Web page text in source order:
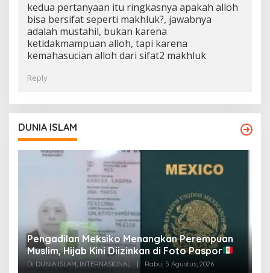
kedua pertanyaan itu ringkasnya apakah alloh
bisa bersifat seperti makhluk?, jawabnya
adalah mustahil, bukan karena
ketidakmampuan alloh, tapi karena
kemahasucian alloh dari sifat2 makhluk
Reply
DUNIA ISLAM
Pengadilan Meksiko Menangkan Perempuan
Muslim, Hijab Kini Diizinkan di Foto Paspor
Di DUNIA ISLAM, INTERNASIONAL | Rabu, 5 Agustus, 2026